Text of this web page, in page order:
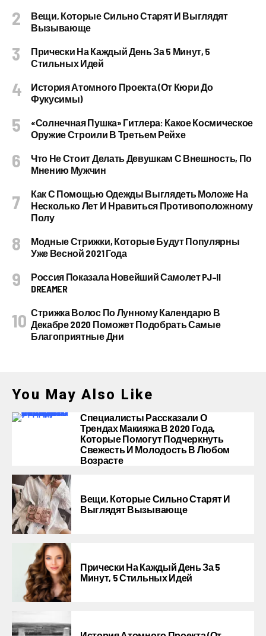
Вещи, Которые Сильно Старят И Выглядят
Вызывающе
Прически На Каждый День За 5 Минут, 5
Стильных Идей
История Атомного Проекта (от Кюри До
Фукусимы)
«Солнечная Пушка» Гитлера: Какое Космическое
Оружие Строили В Третьем Рейхе
Что Не Стоит Делать Девушкам С Внешность, По
Мнению Мужчин
Как С Помощью Одежды Выглядеть Моложе На
Несколько Лет И Нравиться Противоположному
Полу
Модные Стрижки, Которые Будут Популярны
Уже Весной 2021 Года
Россия Показала Новейший Самолет PJ–II
DREAMER
Стрижка Волос По Лунному Календарю В
Декабре 2020 Поможет Подобрать Самые
Благоприятные Дни
You May Also Like
Специалисты Рассказали О
Трендах Макияжа В 2020 Года,
Которые Помогут Подчеркнуть
Свежесть И Молодость В Любом
Возрасте
Вещи, Которые Сильно Старят И
Выглядят Вызывающе
Прически На Каждый День За 5
Минут, 5 Стильных Идей